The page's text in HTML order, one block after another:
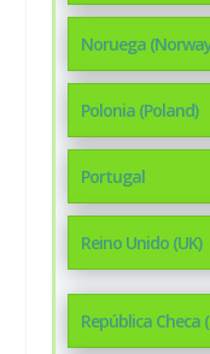
Noruega
Polonia (Poland)
Portugal
Reino Unido (UK)
República Checa